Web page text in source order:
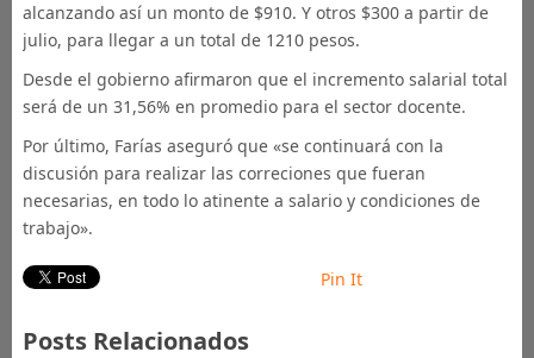
alcanzando así un monto de $910. Y otros $300 a partir de
julio, para llegar a un total de 1210 pesos.
Desde el gobierno afirmaron que el incremento salarial total
será de un 31,56% en promedio para el sector docente.
Por último, Farías aseguró que «se continuará con la
discusión para realizar las correciones que fueran
necesarias, en todo lo atinente a salario y condiciones de
trabajo».
Pin It
Posts Relacionados